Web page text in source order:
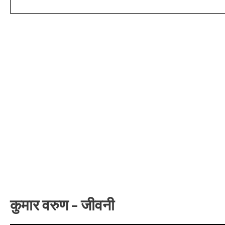
कुमार वरुण – जीवनी